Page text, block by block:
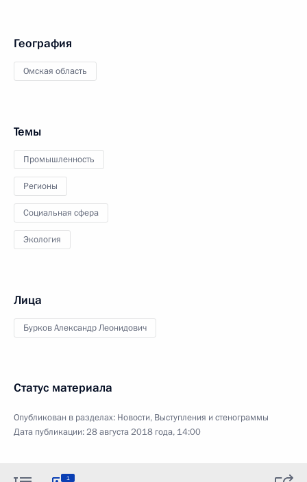
География
Омская область
Темы
Промышленность
Регионы
Социальная сфера
Экология
Лица
Бурков Александр Леонидович
Статус материала
Опубликован в разделах: Новости, Выступления и стенограммы
Дата публикации:28 августа 2018 года, 14:00
1